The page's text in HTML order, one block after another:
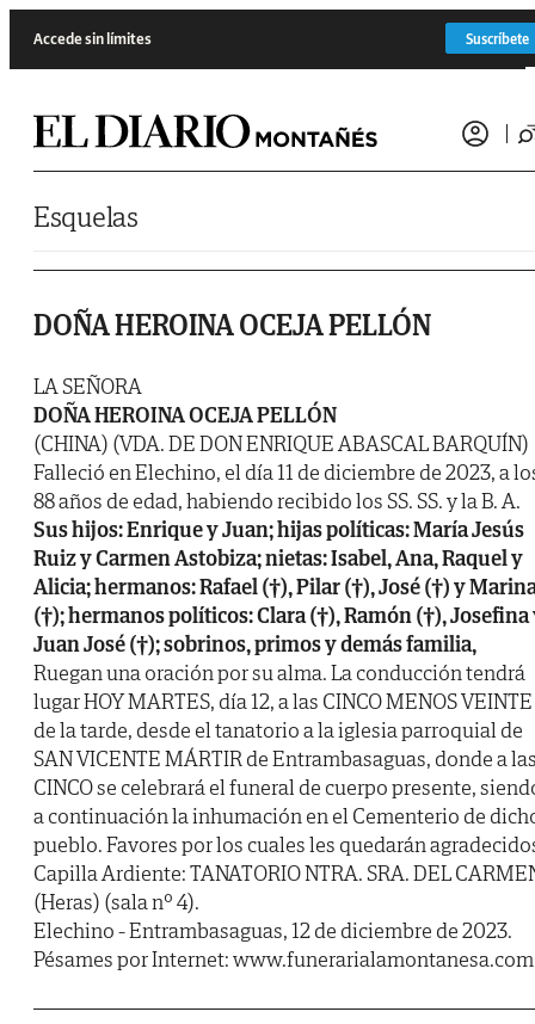
Accede sin límites Suscríbete
Esquelas
DOÑA HEROINA OCEJA PELLÓN
LA SEÑORA
DOÑA HEROINA OCEJA PELLÓN
(CHINA) (VDA. DE DON ENRIQUE ABASCAL BARQUÍN)
Falleció en Elechino, el día 11 de diciembre de 2023, a
88 años de edad, habiendo recibido los SS. SS. y la B. A.
Sus hijos: Enrique y Juan; hijas políticas: María Jesús
Ruiz y Carmen Astobiza; nietas: Isabel, Ana, Raquel y
Alicia; hermanos: Rafael (†), Pilar (†), José (†) y
(†); hermanos políticos: Clara (†), Ramón (†), Josefina
Juan José (†); sobrinos, primos y demás familia,
Ruegan una oración por su alma. La conducción tendrá
lugar HOY MARTES, día 12, a las CINCO MENOS VEINTE
de la tarde, desde el tanatorio a la iglesia parroquial de
SAN VICENTE MÁRTIR de Entrambasaguas, donde a
CINCO se celebrará el funeral de cuerpo presente,
a continuación la inhumación en el Cementerio de
pueblo. Favores por los cuales les quedarán
Capilla Ardiente: TANATORIO NTRA. SRA. DEL
(Heras) (sala nº 4).
Elechino - Entrambasaguas, 12 de diciembre de 2023.
Pésames por Internet: www.funerarialamontanesa.com